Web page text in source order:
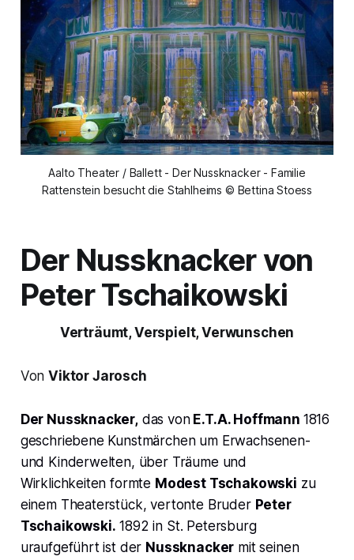
Aalto Theater / Ballett - Der Nussknacker - Familie
Rattenstein besucht die Stahlheims © Bettina Stoess
Der Nussknackervon
Peter Tschaikowski
Verträumt, Verspielt, Verwunschen
VonViktor Jarosch
Der Nussknacker,das vonE.T.A. Hoffmann 1816
geschriebene Kunstmärchen um Erwachsenen-
und Kinderwelten, über Träume und
Wirklichkeiten formte Modest Tschakowski zu
einem Theaterstück, vertonte Bruder Peter
Tschaikowski. 1892 in St. Petersburg
uraufgeführt ist der Nussknacker mit seinen